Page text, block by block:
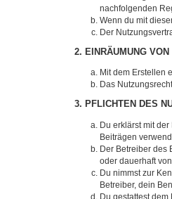
nachfolgenden
Wenn du mit
Der
2. EINRÄUMUNG VON
Mit dem Erstellen
Das
3. PFLICHTEN DES
Du erklärst mit
Beiträgen
Der Betreiber des
oder dauerhaft
Du nimmst zur
Betreiber, dein
Du gestattest